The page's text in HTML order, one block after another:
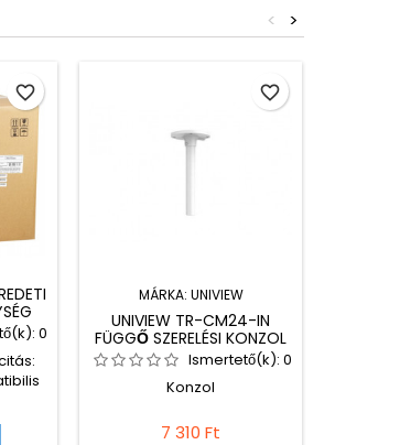
>
<
0
favorite_border
MÁRKA: UNIVIEW
UNIVIEW TR-CM24-IN
FÜGGŐ SZERELÉSI KONZOL
(BELTÉRI) DÓM
KAMERÁKHOZ
Ismertető(k): 0
Konzol
7 310 Ft
favorite_border